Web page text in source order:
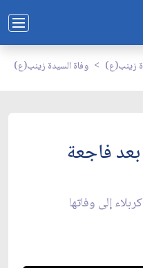
زينب(ع) وفاة السيدة زينب(ع)
فاجعة
إلى وفاتها